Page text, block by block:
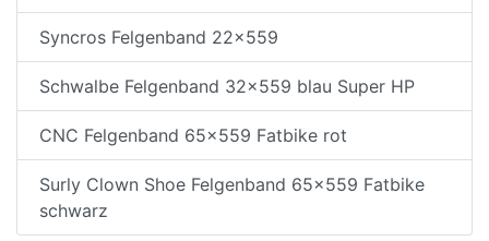
Syncros Felgenband 22x559
Schwalbe Felgenband 32x559 blau Super HP
CNC Felgenband 65x559 Fatbike rot
Surly Clown Shoe Felgenband 65x559 Fatbike
schwarz